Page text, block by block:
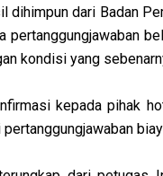
dihimpun dari Badan
pertanggungjawaban
kondisi yang
kepada pihak